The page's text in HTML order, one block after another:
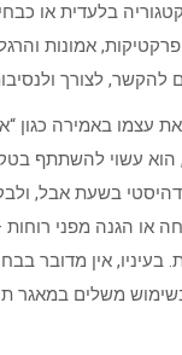
בלעדית או
אמונות
להקשר, לצורך
את עצמו באמירה כגון
עשוי להשתתף
בשעת אבל,
או הגנה מפני רוחות
בעיניו, אין מדובר
משלים במאגר